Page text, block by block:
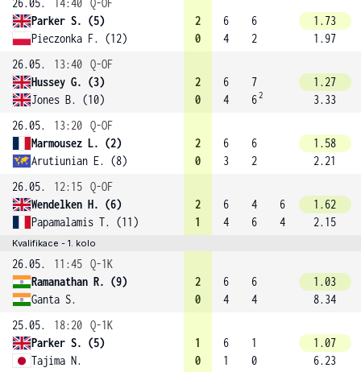
26.05.
14:40 Q-OF
Parker S. (5)
Pieczonka F. (12)
2
0
6
4
6
2
1.73
1.97
26.05.
13:40 Q-OF
Hussey G. (3)
Jones B. (10)
2
0
6
4
7
62
1.27
3.33
26.05.
13:20 Q-OF
Marmousez L. (2)
Arutiunian E. (8)
2
0
6
3
6
2
1.58
2.21
26.05.
12:15 Q-OF
Wendelken H. (6)
Papamalamis T. (11)
2
1
6
4
4
6
6
4
1.62
2.15
Kvalifikace - 1. kolo
26.05. 11:45 Q-1K
Ramanathan R. (9)
Ganta S.
2
0
6
4
6
4
1.03
8.34
25.05.
18:20 Q-1K
Parker S. (5)
Tajima N.
1
0
6
1
1
0
1.07
6.23